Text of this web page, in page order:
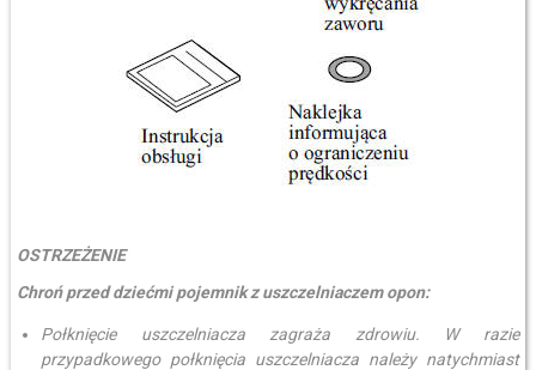
OSTRZEŻENIE
Chroń przed dziećmi pojemnik z uszczelniaczem opon:
Połknięcie uszczelniacza zagraża zdrowiu. W razie
przypadkowego połknięcia uszczelniacza należy natychmiast